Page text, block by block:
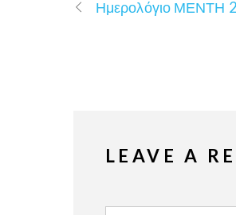
Ημερολόγιο ΜΕΝΤΗ
LEAVE A